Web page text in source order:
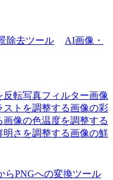
除去ツール
AI画像・
反転写真フィルター画像
トを調整する画像の彩
画像の色温度を調整する
明さを調整する画像の鮮
らPNGへの変換ツール